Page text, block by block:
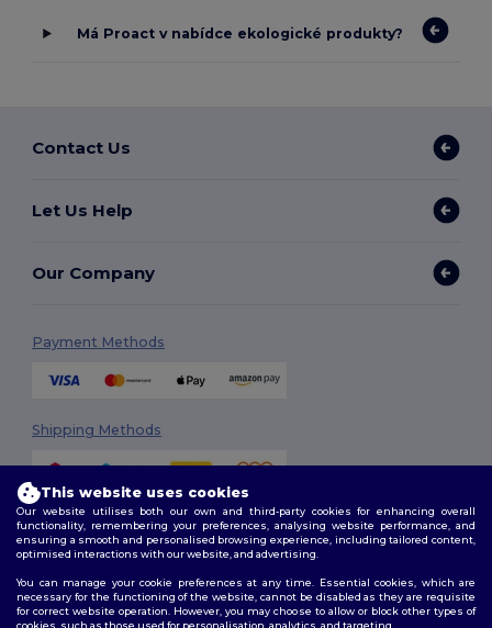
Má Proact v nabídce ekologické produkty?
Contact Us
Let Us Help
Our Company
Payment Methods
Shipping Methods
Follow Us
This website uses cookies
Our website utilises both our own and third-party cookies for enhancing overall
functionality, remembering your preferences, analysing website performance, and
ensuring a smooth and personalised browsing experience, including tailored content,
optimised interactions with our website, and advertising.
You can manage your cookie preferences at any time. Essential cookies, which are
necessary for the functioning of the website, cannot be disabled as they are requisite
for correct website operation. However, you may choose to allow or block other types of
cookies, such as those used for personalisation, analytics, and targeting.